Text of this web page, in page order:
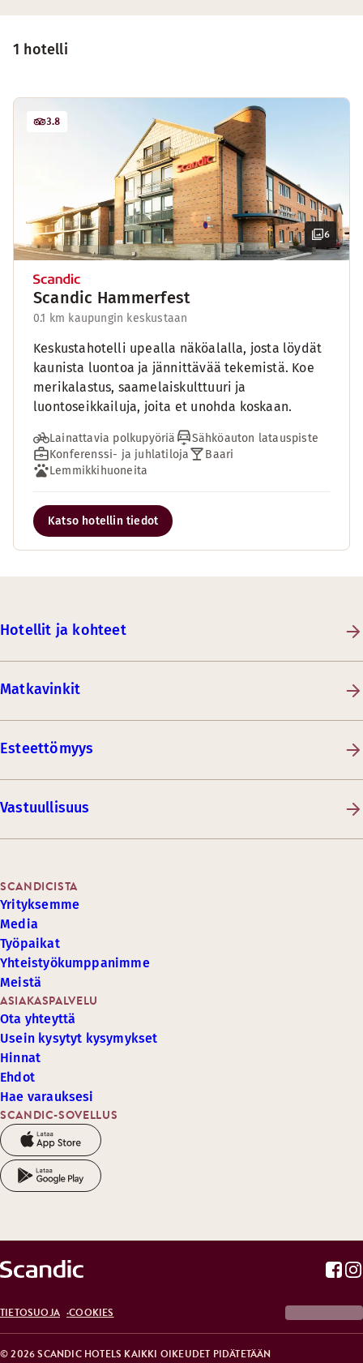
1 hotelli
6
3.8
Scandic Hammerfest
0.1 km kaupungin keskustaan
Keskustahotelli upealla näköalalla, josta löydät
kaunista luontoa ja jännittävää tekemistä. Koe
merikalastus, saamelaiskulttuuri ja
luontoseikkailuja, joita et unohda koskaan.
Lainattavia polkupyöriä
Sähköauton latauspiste
Konferenssi- ja juhlatiloja
Baari
Lemmikkihuoneita
Katso hotellin tiedot
Hotellit ja kohteet
Matkavinkit
Esteettömyys
Vastuullisuus
SCANDIC-SOVELLUS
ASIAKASPALVELU
Ota yhteyttä
Usein kysytyt kysymykset
Hinnat
Ehdot
Hae varauksesi
SCANDICISTA
Yrityksemme
Media
Työpaikat
Yhteistyökumppanimme
Meistä
© 2026 SCANDIC HOTELS KAIKKI OIKEUDET PIDÄTETÄÄN
TIETOSUOJA COOKIES